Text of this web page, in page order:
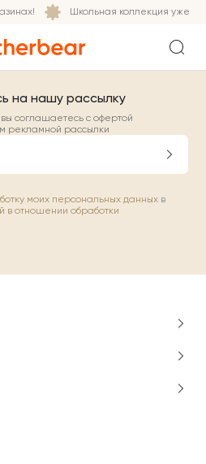
Школьная коллекция уже на
на нашу рассылку
соглашаетесь с офертой
рекламной рассылки
моих персональных данных в
в отношении обработки